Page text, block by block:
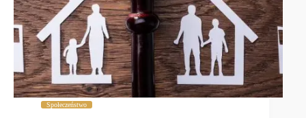
Społeczeństwo